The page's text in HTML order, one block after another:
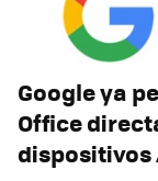
Google ya
Office
dispositivos